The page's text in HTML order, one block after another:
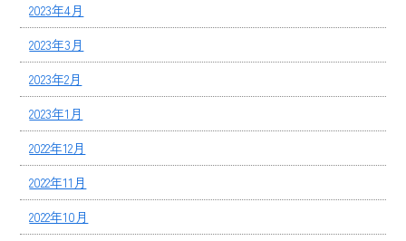
2023年4月
2023年3月
2023年2月
2023年1月
2022年12月
2022年11月
2022年10月